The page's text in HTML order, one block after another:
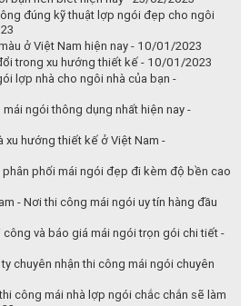
đúng kỹ thuật lợp ngói đẹp cho ngôi
ở Việt Nam hiện nay - 10/01/2023
trong xu hướng thiết kế - 10/01/2023
lợp nhà cho ngôi nhà của bạn -
ngói thông dụng nhất hiện nay -
xu hướng thiết kế ở Việt Nam -
phối mái ngói đẹp đi kèm độ bền cao
- Nơi thi công mái ngói uy tín hàng đầu
và báo giá mái ngói trọn gói chi tiết -
chuyên nhận thi công mái ngói chuyên
công mái nhà lợp ngói chắc chắn sẽ làm